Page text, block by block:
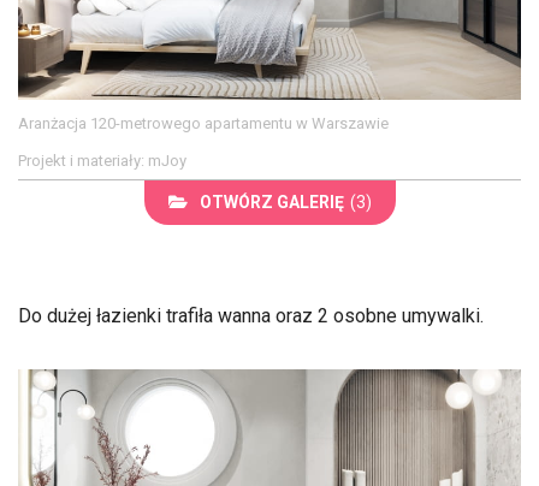
Aranżacja 120-metrowego apartamentu w Warszawie
Projekt i materiały: mJoy
OTWÓRZ GALERIĘ (3)
Do dużej łazienki trafiła wanna oraz 2 osobne umywalki.